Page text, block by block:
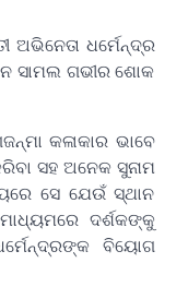
ଧର୍ମେନ୍ଦ୍ର
ସାମଲ ଗଭୀର ଶୋକ
କଳାକାର ଭାବେ
ସହ ଅନେକ ସୁନାମ
ସେ ଯେଉଁ ସ୍ଥାନ
ଦର୍ଶକଙ୍କୁ
ବିୟୋଗ